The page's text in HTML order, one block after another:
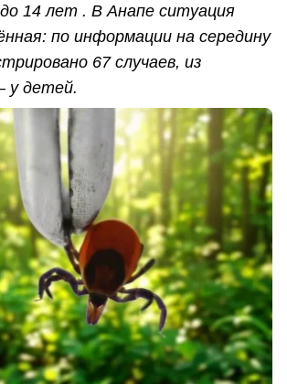
14 лет . В Анапе ситуация
по информации на середину
67 случаев, из
у детей.